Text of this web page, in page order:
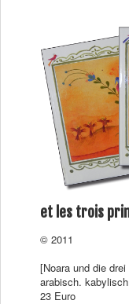
et les trois
© 2011
[Noara und die
arabisch. kabylisch
23 Euro